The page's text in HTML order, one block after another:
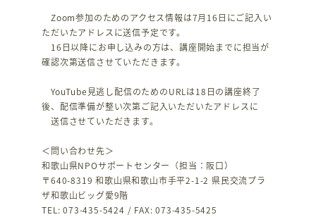
Zoom参加のためのアクセス情報は7月16日にご記入い
ただいたアドレスに送信予定です。
16日以降にお申し込みの方は、講座開始までに担当が
確認次第送信させていただきます。
YouTube見逃し配信のためのURLは18日の講座終了
後、配信準備が整い次第ご記入いただいたアドレスに
送信させていただきます。
＜問い合わせ先＞
和歌山県NPOサポートセンター（担当：阪口）
〒640-8319 和歌山県和歌山市手平2-1-2 県民交流プラ
ザ和歌山ビッグ愛9階
TEL: 073-435-5424 / FAX: 073-435-5425